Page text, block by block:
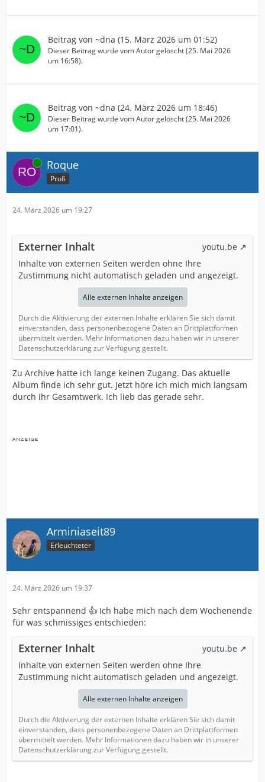
Beitrag von ~dna (15. März 2026 um 01:52)
Dieser Beitrag wurde vom Autor gelöscht (25. Mai 2026
um 16:58).
Beitrag von ~dna (24. März 2026 um 18:46)
Dieser Beitrag wurde vom Autor gelöscht (25. Mai 2026
um 17:01).
Online Roque
Profi
24. März 2026 um 19:27
Externer Inhalt
youtu.be
Inhalte von externen Seiten werden ohne Ihre
Zustimmung nicht automatisch geladen und angezeigt.
Alle externen Inhalte anzeigen
Durch die Aktivierung der externen Inhalte erklären Sie sich damit
einverstanden, dass personenbezogene Daten an Drittplattformen
übermittelt werden. Mehr Informationen dazu haben wir in unserer
Datenschutzerklärung zur Verfügung gestellt.
Zu Archive hatte ich lange keinen Zugang. Das aktuelle
Album finde ich sehr gut. Jetzt höre ich mich mich langsam
durch ihr Gesamtwerk. Ich lieb das gerade sehr.
Arminiaseit89
Erleuchteter
24. März 2026 um 19:37
Sehr entspannend 👍 Ich habe mich nach dem Wochenende
für was schmissiges entschieden:
Externer Inhalt
youtu.be
Inhalte von externen Seiten werden ohne Ihre
Zustimmung nicht automatisch geladen und angezeigt.
Alle externen Inhalte anzeigen
Durch die Aktivierung der externen Inhalte erklären Sie sich damit
einverstanden, dass personenbezogene Daten an Drittplattformen
übermittelt werden. Mehr Informationen dazu haben wir in unserer
Datenschutzerklärung zur Verfügung gestellt.